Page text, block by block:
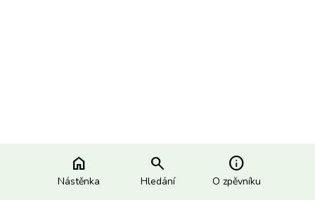
home
Nástěnka
search
Hledání
info
O zpěvníku